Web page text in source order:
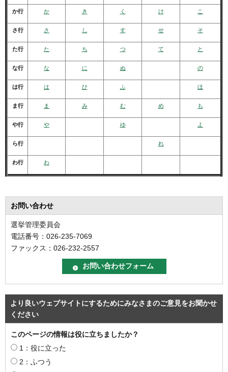
か行 か き く け こ
さ行 さ し す せ そ
た行 た ち つ て と
な行 な に ぬ の
は行 は ひ ふ ほ
ま行 ま み む め も
や行 や ゆ よ
ら行 れ
わ行 わ
お問い合わせ
選挙管理委員会
電話番号：026-235-7069
ファックス：026-232-2557
より良いウェブサイトにするためにみなさまのご意見をお聞かせ
ください
このページの情報は役に立ちましたか？
1：役に立った
2：ふつう